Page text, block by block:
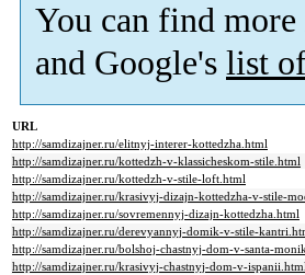
You can find
and Google's list
URL
http://samdizajner.ru/elitnyj-interer-kottedzha.html
http://samdizajner.ru/kottedzh-v-klassicheskom-stile.html
http://samdizajner.ru/kottedzh-v-stile-loft.html
http://samdizajner.ru/krasivyj-dizajn-kottedzha-v-stile-
http://samdizajner.ru/sovremennyj-dizajn-kottedzha.html
http://samdizajner.ru/derevyannyj-domik-v-stile-
http://samdizajner.ru/bolshoj-chastnyj-dom-v-santa-
http://samdizajner.ru/krasivyj-chastnyj-dom-v-